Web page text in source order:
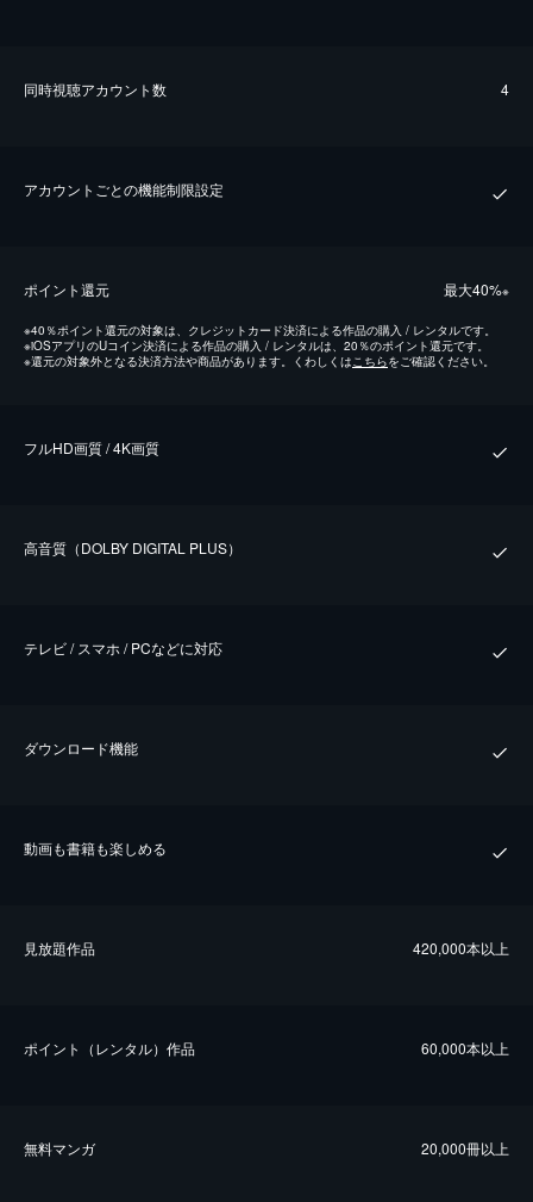
同時視聴アカウント数 4
アカウントごとの機能制限設定
ポイント還元 最⼤40%※
※40％ポイント還元の対象は、クレジットカード決済による作品の購入 / レンタルです。
※iOSアプリのUコイン決済による作品の購入 / レンタルは、20％のポイント還元です。
※還元の対象外となる決済方法や商品があります。くわしくはこちらをご確認ください。
フルHD画質 / 4K画質
⾼⾳質（DOLBY DIGITAL PLUS）
テレビ / スマホ / PCなどに対応
ダウンロード機能
動画も書籍も楽しめる
⾒放題作品 420,000本以上
ポイント（レンタル）作品 60,000本以上
無料マンガ 20,000冊以上